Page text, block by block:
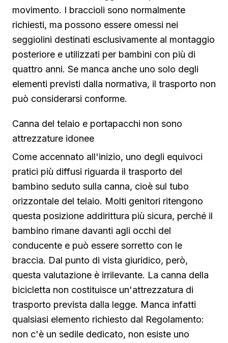
movimento. I braccioli sono normalmente
richiesti, ma possono essere omessi nei
seggiolini destinati esclusivamente al montaggio
posteriore e utilizzati per bambini con più di
quattro anni. Se manca anche uno solo degli
elementi previsti dalla normativa, il trasporto non
può considerarsi conforme.
Canna del telaio e portapacchi non sono
attrezzature idonee
Come accennato all'inizio, uno degli equivoci
pratici più diffusi riguarda il trasporto del
bambino seduto sulla canna, cioè sul tubo
orizzontale del telaio. Molti genitori ritengono
questa posizione addirittura più sicura, perché il
bambino rimane davanti agli occhi del
conducente e può essere sorretto con le
braccia. Dal punto di vista giuridico, però,
questa valutazione è irrilevante. La canna della
bicicletta non costituisce un'attrezzatura di
trasporto prevista dalla legge. Manca infatti
qualsiasi elemento richiesto dal Regolamento:
non c'è un sedile dedicato, non esiste uno